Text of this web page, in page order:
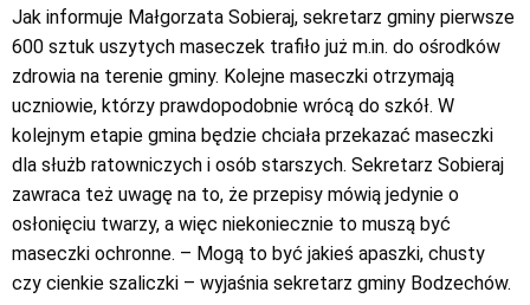
Jak informuje Małgorzata Sobieraj, sekretarz gminy pierwsze
600 sztuk uszytych maseczek trafiło już m.in. do ośrodków
zdrowia na terenie gminy. Kolejne maseczki otrzymają
uczniowie, którzy prawdopodobnie wrócą do szkół. W
kolejnym etapie gmina będzie chciała przekazać maseczki
dla służb ratowniczych i osób starszych. Sekretarz Sobieraj
zawraca też uwagę na to, że przepisy mówią jedynie o
osłonięciu twarzy, a więc niekoniecznie to muszą być
maseczki ochronne. – Mogą to być jakieś apaszki, chusty
czy cienkie szaliczki – wyjaśnia sekretarz gminy Bodzechów.